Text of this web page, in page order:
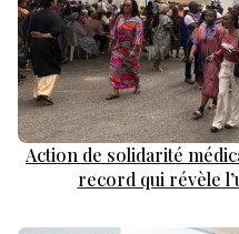
Action de solidarité
record qui révèle